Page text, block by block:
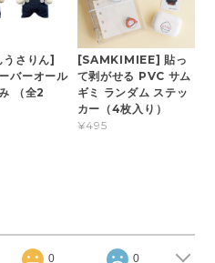
うさりん]
バーオール
（全2
[SAMKIMIEE] 貼っ
て剥がせる PVC サム
ギミ ランダム ステッ
カー（4枚入り）
¥495
0 0